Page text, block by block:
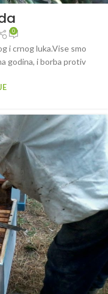
0
i crnog luka.Vise smo
godina, i borba protiv